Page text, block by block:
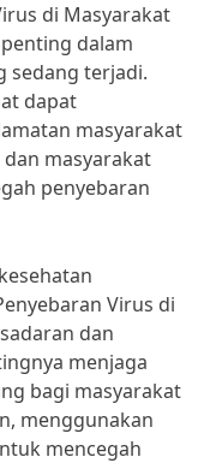
di Masyarakat
dalam
sedang terjadi.
dapat
masyarakat
masyarakat
penyebaran
Virus di
dan
menjaga
bagi masyarakat
menggunakan
mencegah